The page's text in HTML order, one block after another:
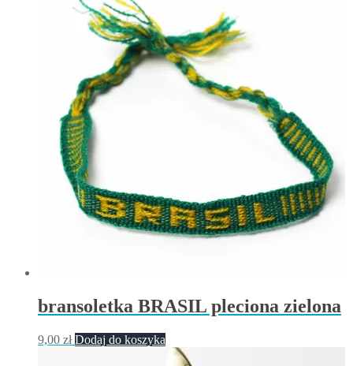
bransoletka BRASIL pleciona zielona
9,00 zł Dodaj do koszyka